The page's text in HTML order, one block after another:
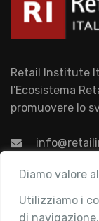
Diamo valore
Utilizziamo i
di
Retail Institute
l'Ecosistema
promuovere lo
Chi siamo